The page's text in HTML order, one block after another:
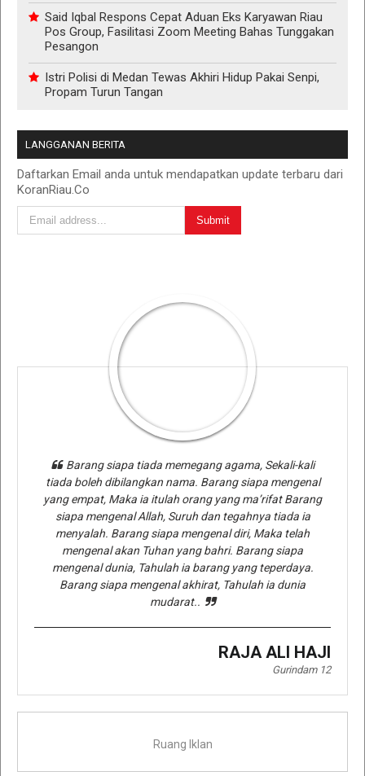
Said Iqbal Respons Cepat Aduan Eks Karyawan Riau
Pos Group, Fasilitasi Zoom Meeting Bahas Tunggakan
Pesangon
Istri Polisi di Medan Tewas Akhiri Hidup Pakai Senpi,
Propam Turun Tangan
LANGGANAN BERITA
Daftarkan Email anda untuk mendapatkan update terbaru dari
KoranRiau.Co
Barang siapa tiada memegang agama, Sekali-kali
tiada boleh dibilangkan nama. Barang siapa mengenal
yang empat, Maka ia itulah orang yang ma’rifat Barang
siapa mengenal Allah, Suruh dan tegahnya tiada ia
menyalah. Barang siapa mengenal diri, Maka telah
mengenal akan Tuhan yang bahri. Barang siapa
mengenal dunia, Tahulah ia barang yang teperdaya.
Barang siapa mengenal akhirat, Tahulah ia dunia
mudarat..
RAJA ALI HAJI
Gurindam 12
Ruang Iklan